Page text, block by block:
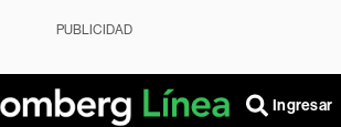
PUBLICIDAD
Ingresar